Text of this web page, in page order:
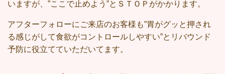
いますが、”ここで止めよう”とＳＴＯＰがかかります。
アフターフォローにご来店のお客様も”胃がグッと押され
る感じがして食欲がコントロールしやすい”とリバウンド
予防に役立てていただいてます。